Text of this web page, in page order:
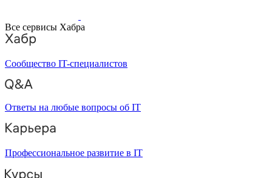
Все сервисы Хабра
Сообщество IT-специалистов
Ответы на любые вопросы об IT
Профессиональное развитие в IT